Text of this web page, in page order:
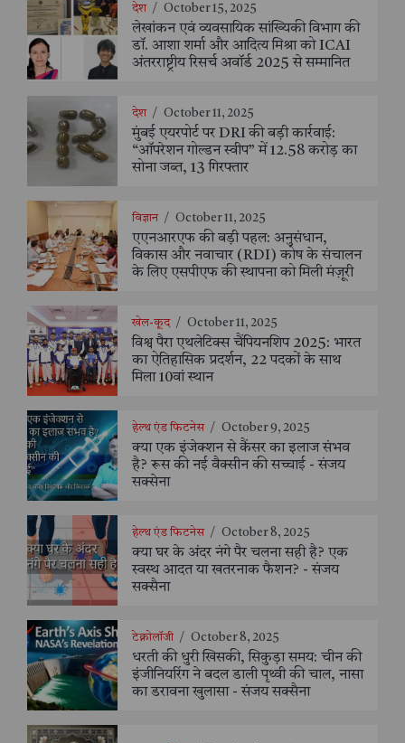
देश / October 15, 2025
लेखांकन एवं व्यवसायिक सांख्यिकी विभाग की
डॉ. आशा शर्मा और आदित्य मिश्रा को ICAI
अंतरराष्ट्रीय रिसर्च अवॉर्ड 2025 से सम्मानित
देश / October 11, 2025
मुंबई एयरपोर्ट पर DRI की बड़ी कार्रवाई:
“ऑपरेशन गोल्डन स्वीप” में 12.58 करोड़ का
सोना जब्त, 13 गिरफ्तार
विज्ञान / October 11, 2025
एएनआरएफ की बड़ी पहल: अनुसंधान,
विकास और नवाचार (RDI) कोष के संचालन
के लिए एसपीएफ की स्थापना को मिली मंज़ूरी
खेल-कूद / October 11, 2025
विश्व पैरा एथलेटिक्स चैंपियनशिप 2025: भारत
का ऐतिहासिक प्रदर्शन, 22 पदकों के साथ
मिला 10वां स्थान
हेल्थ एंड फिटनेस / October 9, 2025
क्या एक इंजेक्शन से कैंसर का इलाज संभव
है? रूस की नई वैक्सीन की सच्चाई - संजय
सक्सेना
हेल्थ एंड फिटनेस / October 8, 2025
क्या घर के अंदर नंगे पैर चलना सही है? एक
स्वस्थ आदत या खतरनाक फैशन? - संजय
सक्सैना
टेक्नोलॉजी / October 8, 2025
धरती की धुरी खिसकी, सिकुड़ा समय: चीन की
इंजीनियरिंग ने बदल डाली पृथ्वी की चाल, नासा
का डरावना खुलासा - संजय सक्सैना